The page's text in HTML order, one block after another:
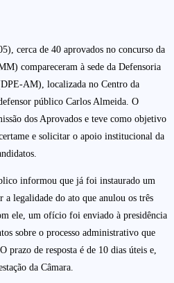
cerca de 40 aprovados no concurso da
compareceram à sede da Defensoria
AM), localizada no Centro da
público Carlos Almeida. O
dos Aprovados e teve como objetivo
e solicitar o apoio institucional da
informou que já foi instaurado um
legalidade do ato que anulou os três
ele, um ofício foi enviado à presidência
sobre o processo administrativo que
prazo de resposta é de 10 dias úteis e,
da Câmara.